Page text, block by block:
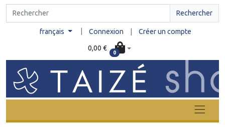
Rechercher
français Connexion Créer un compte
0,00 €
0